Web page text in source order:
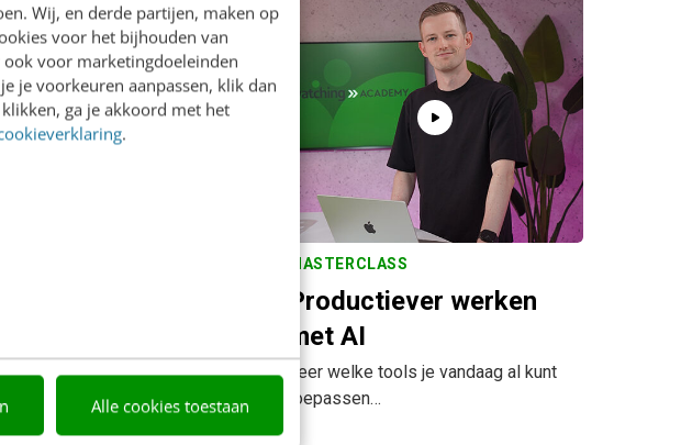
Wij, en derde partijen, maken op
voor het bijhouden van
voor marketingdoeleinden
je voorkeuren aanpassen, klik dan
klikken, ga je akkoord met het
.
Alle cookies toestaan
kans
een ontoegankelijke website
klanten,…
MASTERCLASS
Productiever werken
met AI
Leer welke tools je vandaag al kunt
toepassen…